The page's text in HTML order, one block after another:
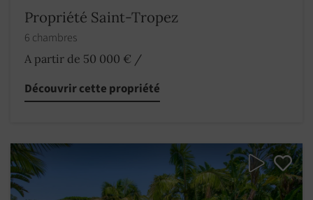
Propriété Saint-Tropez
6 chambres
A partir de 50 000 € /
Découvrir cette propriété